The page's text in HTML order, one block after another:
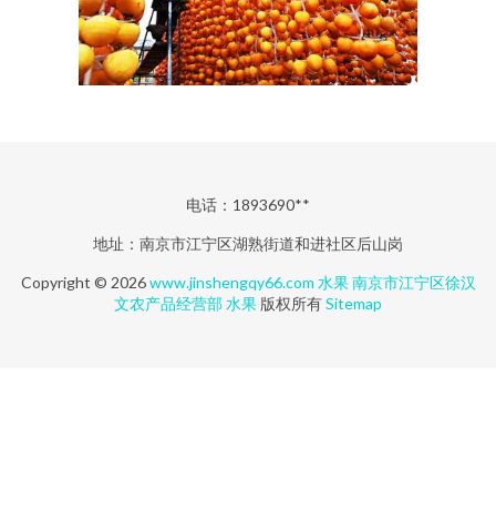
电话：1893690**
地址：南京市江宁区湖熟街道和进社区后山岗
Copyright © 2026www.jinshengqy66.com 水果 南京市江宁区徐汉
文农产品经营部水果 版权所有Sitemap